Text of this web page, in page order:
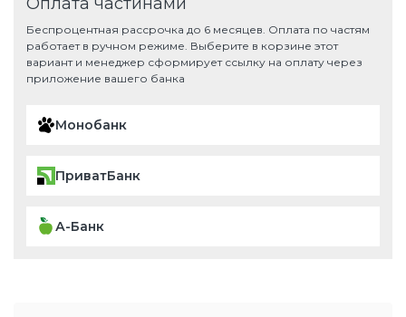
Беспроцентная рассрочка до 6 месяцев. Оплата по частям
работает в ручном режиме. Выберите в корзине этот
вариант и менеджер сформирует ссылку на оплату через
приложение вашего банка
Монобанк
ПриватБанк
А-Банк